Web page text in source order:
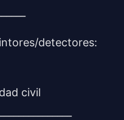
detectores:
civil